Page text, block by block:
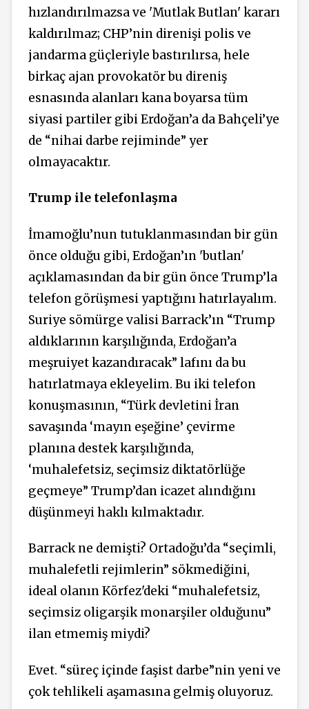
hızlandırılmazsa ve 'Mutlak Butlan' kararı
kaldırılmaz; CHP’nin direnişi polis ve
jandarma güçleriyle bastırılırsa, hele
birkaç ajan provokatör bu direniş
esnasında alanları kana boyarsa tüm
siyasi partiler gibi Erdoğan’a da Bahçeli’ye
de “nihai darbe rejiminde” yer
olmayacaktır.
Trump ile telefonlaşma
İmamoğlu’nun tutuklanmasından bir gün
önce olduğu gibi, Erdoğan’ın 'butlan'
açıklamasından da bir gün önce Trump’la
telefon görüşmesi yaptığını hatırlayalım.
Suriye sömürge valisi Barrack’ın “Trump
aldıklarınınkarşılığında, Erdoğan’a
meşruiyet kazandıracak” lafını da bu
hatırlatmaya ekleyelim. Bu iki telefon
konuşmasının, “Türk devletini İran
savaşında ‘mayın eşeğine’ çevirme
planına destek karşılığında,
‘muhalefetsiz, seçimsiz diktatörlüğe
geçmeye” Trump’dan icazet alındığını
düşünmeyi haklı kılmaktadır.
Barrack ne demişti? Ortadoğu’da “seçimli,
muhalefetli rejimlerin” sökmediğini,
ideal olanın Körfez'deki “muhalefetsiz,
seçimsiz oligarşik monarşiler olduğunu”
ilan etmemiş miydi?
Evet. “süreç içinde faşist darbe”nin yeni ve
çok tehlikeli aşamasına gelmiş oluyoruz.